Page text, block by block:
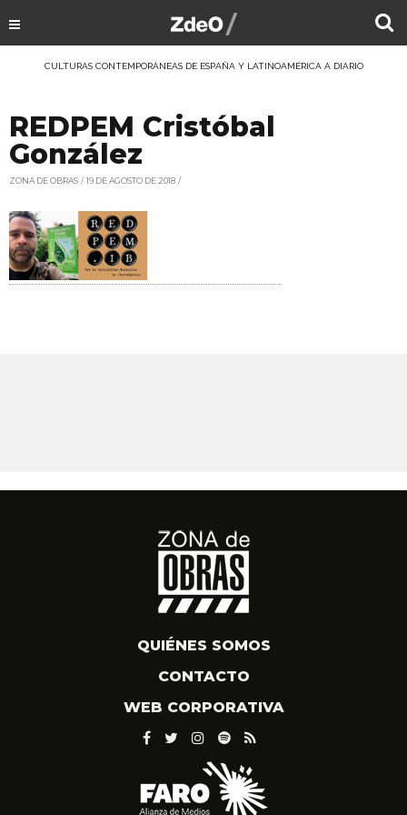
CULTURAS CONTEMPORÁNEAS DE ESPAÑA Y LATINOAMÉRICA A DIARIO
REDPEM Cristóbal
González
ZONA DE OBRAS 19 DE AGOSTO DE 2018
QUIÉNES SOMOS
CONTACTO
WEB CORPORATIVA